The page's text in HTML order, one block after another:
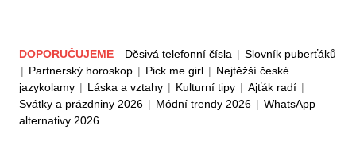
DOPORUČUJEME Děsivá telefonní čísla | Slovník puberťáků
| Partnerský horoskop | Pick me girl | Nejtěžší české
jazykolamy | Láska a vztahy | Kulturní tipy | Ajťák radí |
Svátky a prázdniny 2026 | Módní trendy 2026 | WhatsApp
alternativy 2026